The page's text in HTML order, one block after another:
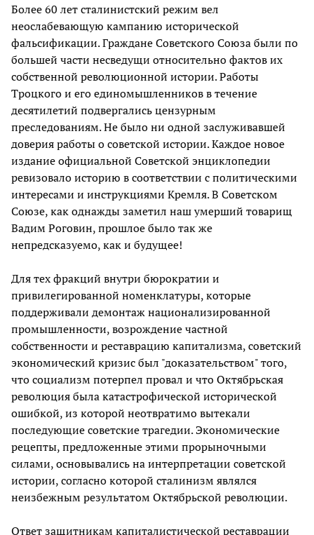
Более 60 лет сталинистский режим вел
неослабевающую кампанию исторической
фальсификации. Граждане Советского Союза были по
большей части несведущи относительно фактов их
собственной революционной истории. Работы
Троцкого и его единомышленников в течение
десятилетий подвергались цензурным
преследованиям. Не было ни одной заслуживавшей
доверия работы о советской истории. Каждое новое
издание официальной Советской энциклопедии
ревизовало историю в соответствии с политическими
интересами и инструкциями Кремля. В Советском
Союзе, как однажды заметил наш умерший товарищ
Вадим Роговин, прошлое было так же
непредсказуемо, как и будущее!
Для тех фракций внутри бюрократии и
привилегированной номенклатуры, которые
поддерживали демонтаж национализированной
промышленности, возрождение частной
собственности и реставрацию капитализма, советский
экономический кризис был "доказательством" того,
что социализм потерпел провал и что Октябрьская
революция была катастрофической исторической
ошибкой, из которой неотвратимо вытекали
последующие советские трагедии. Экономические
рецепты, предложенные этими прорыночными
силами, основывались на интерпретации советской
истории, согласно которой сталинизм являлся
неизбежным результатом Октябрьской революции.
Ответ защитникам капиталистической реставрации